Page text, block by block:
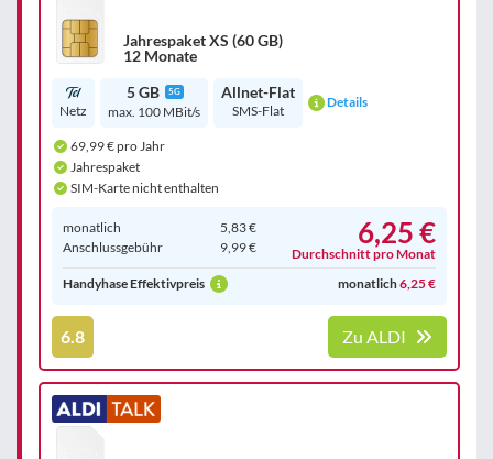
Jahrespaket XS (60 GB)
12 Monate
Netz
5 GB 5G
max. 100 MBit/s
Allnet-Flat
SMS-Flat Details
69,99 € pro Jahr
Jahrespaket
SIM-Karte nicht enthalten
monatlich
5,83 €
Anschluss­gebühr
9,99 € 6,25 €
Durchschnitt pro Monat
Handyhase Effektivpreis
monatlich6,25 €
6.8 Zu ALDI